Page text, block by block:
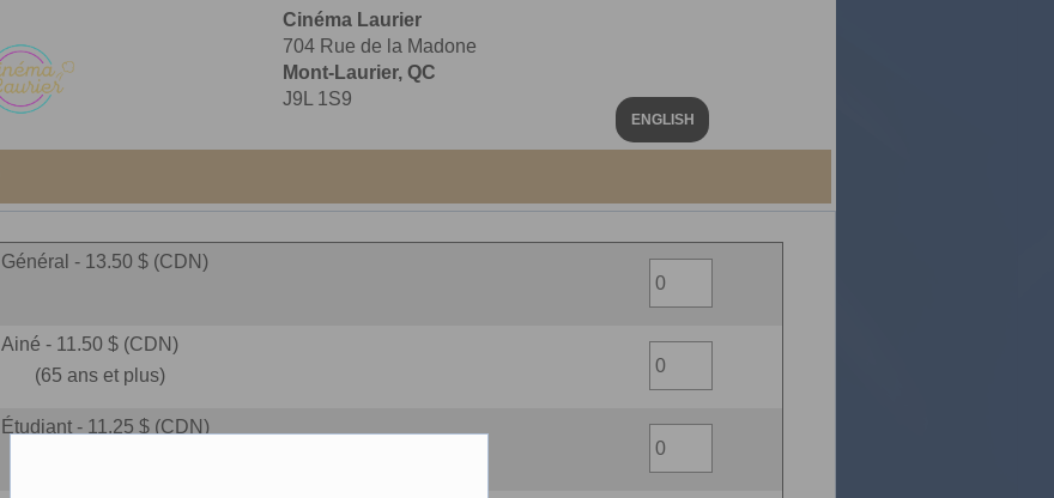
Cinéma Laurier
704 Rue de la Madone
Mont-Laurier, QC
J9L 1S9
ENGLISH
Général - 13.50 $ (CDN)
Ainé - 11.50 $ (CDN)
(65 ans et plus)
Étudiant - 11.25 $ (CDN)